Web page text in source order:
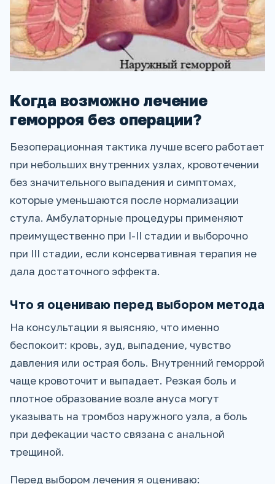
Когда возможно лечение
геморроя без операции?
Безоперационная тактика лучше всего работает
при небольших внутренних узлах, кровотечении
без значительного выпадения и симптомах,
которые уменьшаются после нормализации
стула. Амбулаторные процедуры применяют
преимущественно при I-II стадии и выборочно
при III стадии, если консервативная терапия не
дала достаточного эффекта.
Что я оцениваю перед выбором метода
На консультации я выясняю, что именно
беспокоит: кровь, зуд, выпадение, чувство
давления или острая боль. Внутренний геморрой
чаще кровоточит и выпадает. Резкая боль и
плотное образование возле ануса могут
указывать на тромбоз наружного узла, а боль
при дефекации часто связана с анальной
трещиной.
Перед выбором лечения я оцениваю: